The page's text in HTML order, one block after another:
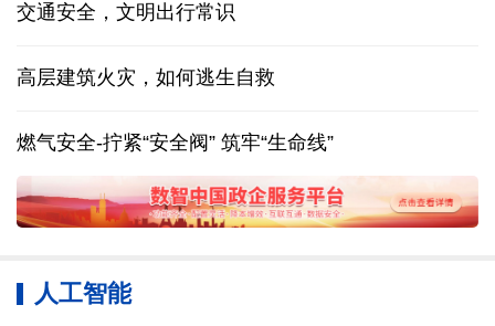
交通安全，文明出行常识
高层建筑火灾，如何逃生自救
燃气安全-拧紧“安全阀” 筑牢“生命线”
人工智能